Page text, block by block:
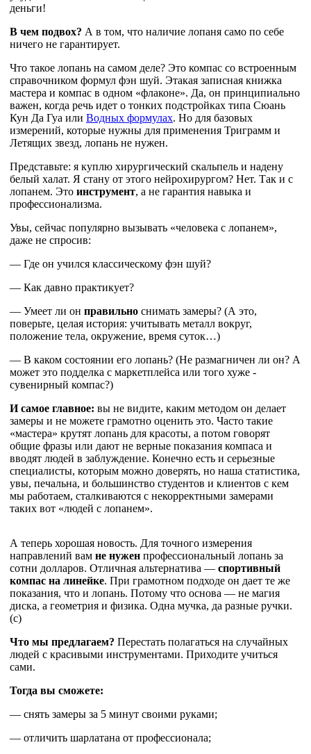
деньги!
В чем подвох? А в том, что наличие лопаня само по себе
ничего не гарантирует.
Что такое лопань на самом деле? Это компас со встроенным
справочником формул фэн шуй. Этакая записная книжка
мастера и компас в одном «флаконе». Да, он принципиально
важен, когда речь идет о тонких подстройках типа Сюань
Кун Да Гуа или Водных формулах. Но для базовых
измерений, которые нужны для применения Триграмм и
Летящих звезд, лопань не нужен.
Представьте: я куплю хирургический скальпель и надену
белый халат. Я стану от этого нейрохирургом? Нет. Так и с
лопанем. Это инструмент, а не гарантия навыка и
профессионализма.
Увы, сейчас популярно вызывать «человека с лопанем»,
даже не спросив:
— Где он учился классическому фэн шуй?
— Как давно практикует?
— Умеет ли он правильно снимать замеры? (А это,
поверьте, целая история: учитывать металл вокруг,
положение тела, окружение, время суток…)
— В каком состоянии его лопань? (Не размагничен ли он? А
может это подделка с маркетплейса или того хуже -
сувенирный компас?)
И самое главное: вы не видите, каким методом он делает
замеры и не можете грамотно оценить это. Часто такие
«мастера» крутят лопань для красоты, а потом говорят
общие фразы или дают не верные показания компаса и
вводят людей в заблуждение. Конечно есть и серьезные
специалисты, которым можно доверять, но наша статистика,
увы, печальна, и большинство студентов и клиентов с кем
мы работаем, сталкиваются с некорректными замерами
таких вот «людей с лопанем».
А теперь хорошая новость. Для точного измерения
направлений вам не нужен профессиональный лопань за
сотни долларов. Отличная альтернатива — спортивный
компас на линейке. При грамотном подходе он дает те же
показания, что и лопань. Потому что основа — не магия
диска, а геометрия и физика. Одна мучка, да разные ручки.
(с)
Что мы предлагаем? Перестать полагаться на случайных
людей с красивыми инструментами. Приходите учиться
сами.
Тогда вы сможете:
— снять замеры за 5 минут своими руками;
— отличить шарлатана от профессионала;